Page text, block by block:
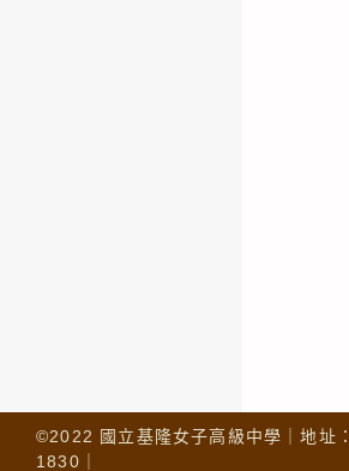
©2022 國立基隆女子高級中學｜地
1830｜